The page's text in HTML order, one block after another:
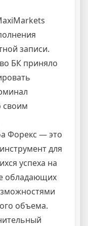
записи.
БК приняло
своим
Форекс — это
для
успеха на
обладающих
объема.